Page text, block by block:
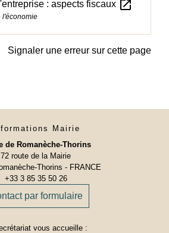
: aspects fiscaux open_in_new
l'économie
Signaler une erreur sur cette page
Mairie
de Romanèche-Thorins
72 route de la Mairie
Thorins - FRANCE
+33 3 85 35 50 26
par formulaire
vous accueille :